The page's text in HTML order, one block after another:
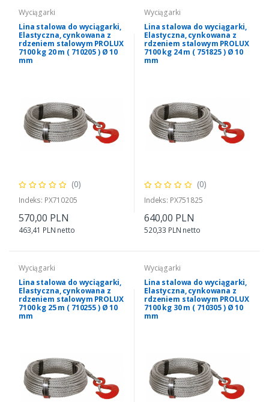
Wyciągarki
Lina stalowa do wyciągarki,
Elastyczna, cynkowana z
rdzeniem stalowym PROLUX
7100 kg 20 m ( 710205 ) Ø 10
mm
(0)
Indeks: PX710205
570,00 PLN
463,41 PLN netto
Wyciągarki
Lina stalowa do wyciągarki,
Elastyczna, cynkowana z
rdzeniem stalowym PROLUX
7100 kg 24 m ( 751825 ) Ø 10
mm
(0)
Indeks: PX751825
640,00 PLN
520,33 PLN netto
Wyciągarki
Lina stalowa do wyciągarki,
Elastyczna, cynkowana z
rdzeniem stalowym PROLUX
7100 kg 25 m ( 710255 ) Ø 10
mm
Wyciągarki
Lina stalowa do wyciągarki,
Elastyczna, cynkowana z
rdzeniem stalowym PROLUX
7100 kg 30 m ( 710305 ) Ø 10
mm